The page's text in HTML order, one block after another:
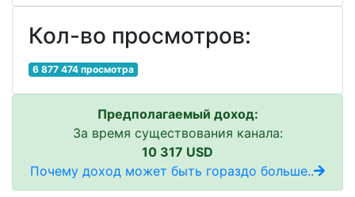
Кол-во просмотров:
6 877 474 просмотра
Предполагаемый доход:
За время существования канала:
10 317 USD
Почему доход может быть гораздо больше..